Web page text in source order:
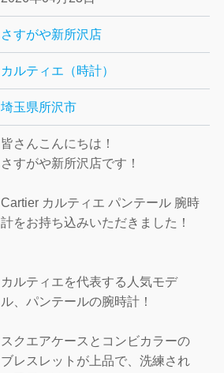
さすがや新所沢店
カルティエ（時計）
埼玉県所沢市
皆さんこんにちは！
さすがや新所沢店です！
Cartier カルティエ パンテール 腕時
計をお持ち込みいただきました！
カルティエを代表する人気モデ
ル、パンテールの腕時計！
スクエアケースとコンビカラーの
ブレスレットが上品で、洗練され